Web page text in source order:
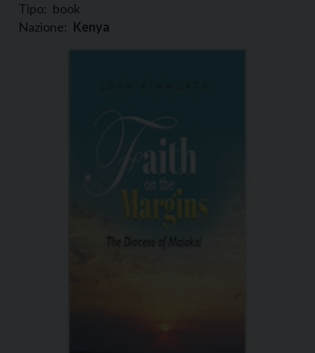
Tipo: book
Nazione: Kenya